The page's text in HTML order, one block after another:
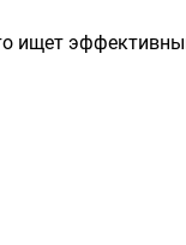
ищет